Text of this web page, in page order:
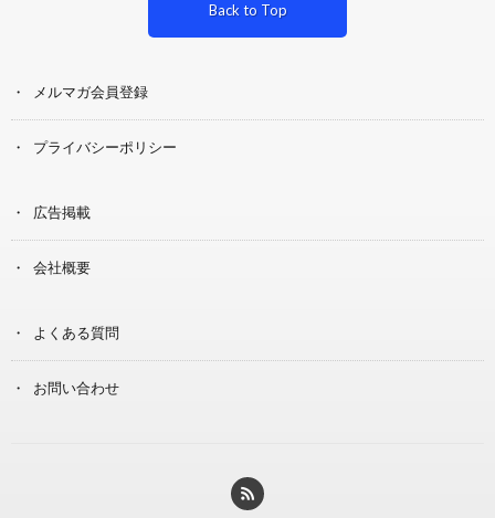
Back to Top
メルマガ会員登録
プライバシーポリシー
広告掲載
会社概要
よくある質問
お問い合わせ